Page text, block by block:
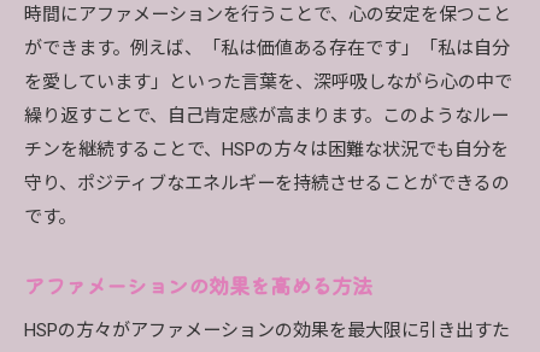
時間にアファメーションを行うことで、心の安定を保つこと
ができます。例えば、「私は価値ある存在です」「私は自分
を愛しています」といった言葉を、深呼吸しながら心の中で
繰り返すことで、自己肯定感が高まります。このようなルー
チンを継続することで、HSPの方々は困難な状況でも自分を
守り、ポジティブなエネルギーを持続させることができるの
です。
アファメーションの効果を高める方法
HSPの方々がアファメーションの効果を最大限に引き出すた